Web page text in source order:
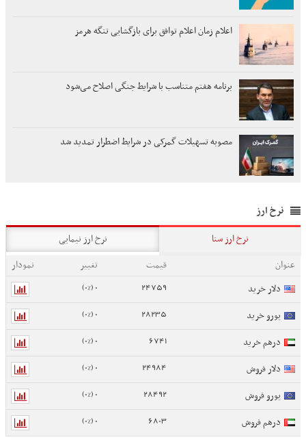
اعلام زمان اعلام توافق برای بازگشایی تنگه هرمز
برنامه هفتم متناسب با شرایط جنگی اصلاح می‌شود
مصوبه تسهیلات گمرکی در شرایط اضطرار تمدید شد
نرخ ارز
نرخ ارز سنا
نرخ ارز نیمایی
عنوان
قیمت تغییر
نمودار
دلار خرید
24759
0 (0%)
یورو خرید 28235
0 (0%)
درهم خرید 6741
0 (0%)
دلار فروش 24984
0 (0%)
یورو فروش 28492
0 (0%)
درهم فروش 6803
0 (0%)